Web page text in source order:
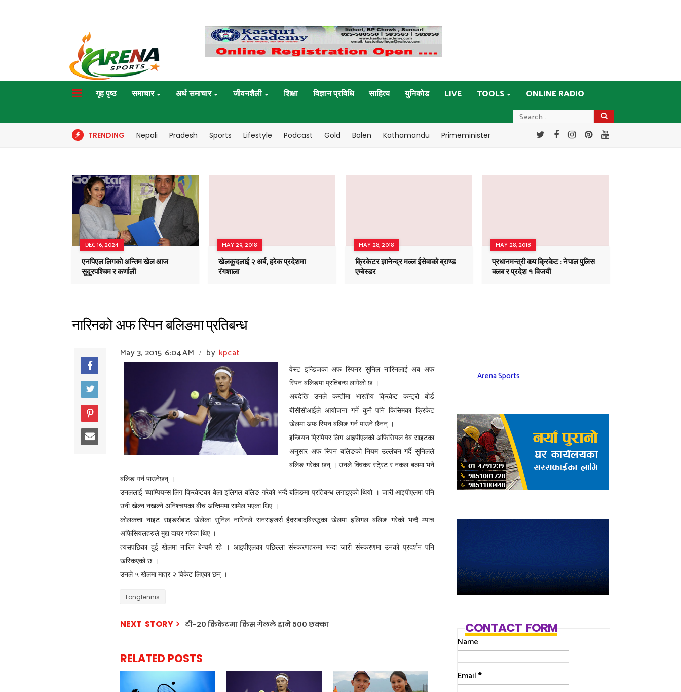
गृह पृष्ठ समाचार अर्थ समाचार जीवनशैली शिक्षा विज्ञान प्रविधि साहित्य युनिकोड LIVE TOOLS ONLINE RADIO
TRENDING Nepali Pradesh Sports Lifestyle Podcast Gold Balen Kathamandu Primeminister
DEC 16, 2024
एनपिएल लिगको अन्तिम खेल आज
सुदूरपश्चिम र कर्णाली
MAY 29, 2018
खेलकुदलाई २ अर्ब, हरेक प्रदेशमा
रंगशाला
MAY 28, 2018
क्रिकेटर ज्ञानेन्द्र मल्ल ईसेवाको ब्राण्ड
एम्बेस्डर
MAY 28, 2018
प्रधानमन्त्री कप क्रिकेट : नेपाल पुलिस
क्लब र प्रदेश १ विजयी
नारिनको अफ स्पिन बलिङमा प्रतिबन्ध
May 3, 2015 6:04 AM / by kpcat
वेस्ट इन्डिजका अफ स्पिनर सुनिल नारिनलाई अब अफ
स्पिन बलिङमा प्रतिबन्ध लागेको छ ।
अबदेखि उनले कम्तीमा भारतीय क्रिकेट कन्ट्रो बोर्ड
बीसीसीआईले आयोजना गर्ने कुनै पनि किसिमका क्रिकेट
खेलमा अफ स्पिन बलिङ गर्न पाउने छैनन् ।
इन्डियन पि्रमियर लिग आइपीएलको अफिसियल वेब साइटका
अनुसार अफ स्पिन बलिङको नियम उल्लंघन गर्दै सुनिलले
बलिङ गरेका छन् । उनले क्विकर स्टे्रट र नकल बलमा भने
बलिङ गर्न पाउनेछन् ।
उनललाई च्याम्पियन्स लिग क्रिकेटका बेला इलिगल बलिङ गरेको भन्दै बलिङमा प्रतिबन्ध लगाइएको थियो । जारी आइपीएलमा पनि
उनी खेल्न नखल्ने अनिश्चयका बीच अन्तिममा सामेल भएका थिए ।
कोलकत्ता नाइट राइडर्सबाट खेलेका सुनिल नारिनले सनराइजर्स हैदराबादबिरुद्धका खेलमा इलिगल बलिङ गरेको भन्दै म्याच
अफिसियलहरुले मुद्दा दायर गरेका थिए ।
त्यसपछिका दुई खेलमा नारिन बेन्चमै रहे । आइपीएलका पछिल्ला संस्करणहरुमा भन्दा जारी संस्करणमा उनको प्रदर्शन पनि
खस्किएको छ ।
उनले ५ खेलमा मात्र २ विकेट लिएका छन् ।
Longtennis
NEXT STORY टी-२० क्रिकेटमा क्रिस गेलले हाने ५०० छक्का
RELATED POSTS
Arena Sports
CONTACT FORM
Name
Email*